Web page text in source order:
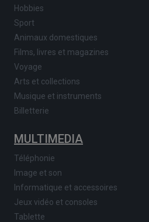
Hobbies
Sport
Animaux domestiques
Films, livres et magazines
Voyage
Arts et collections
Musique et instruments
Billetterie
MULTIMEDIA
Téléphonie
Image et son
Informatique et accessoires
Jeux vidéo et consoles
Tablette